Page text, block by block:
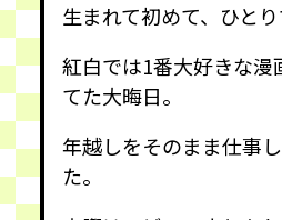
生まれて初めて、ひとり
紅白では1番大好きな
てた大晦日。
年越しをそのまま仕事
た。